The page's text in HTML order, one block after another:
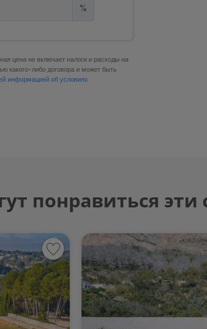
%
цена не включает налоги и расходы на
какого-либо договора и может быть
информацией об условиях
понравиться эти